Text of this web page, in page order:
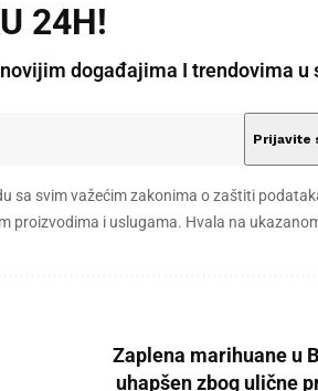
24H!
događajima I trendovima u
sa svim važećim zakonima o zaštiti
proizvodima i uslugama. Hvala na
Zaplena marihuane u
uhapšen zbog ulične